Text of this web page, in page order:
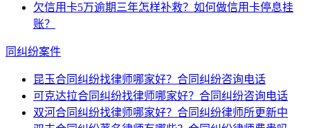
欠信用卡5万逾期三年怎样补救？如何做信用卡停息挂
账？
同纠纷案件
昆玉合同纠纷找律师哪家好？合同纠纷咨询电话
可克达拉合同纠纷找律师哪家好？合同纠纷咨询电话
双河合同纠纷找律师哪家好？合同纠纷律师所更新中